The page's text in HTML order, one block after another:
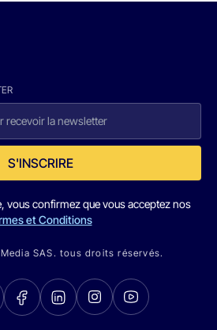
S'INSCRIRE
vous confirmez que vous acceptez nos
et Conditions
SAS. tous droits réservés.